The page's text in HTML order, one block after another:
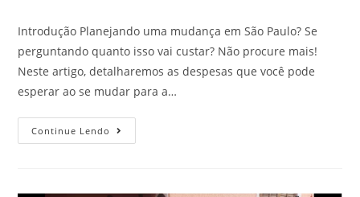
Introdução Planejando uma mudança em São Paulo? Se
perguntando quanto isso vai custar? Não procure mais!
Neste artigo, detalharemos as despesas que você pode
esperar ao se mudar para a…
Continue Lendo